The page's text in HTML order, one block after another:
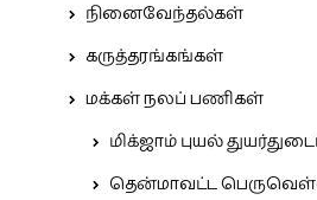
நினைவேந்தல்கள்
கருத்தரங்கங்கள்
மக்கள் நலப் பணிகள்
மிக்ஜாம் புயல்
தென்மாவட்ட